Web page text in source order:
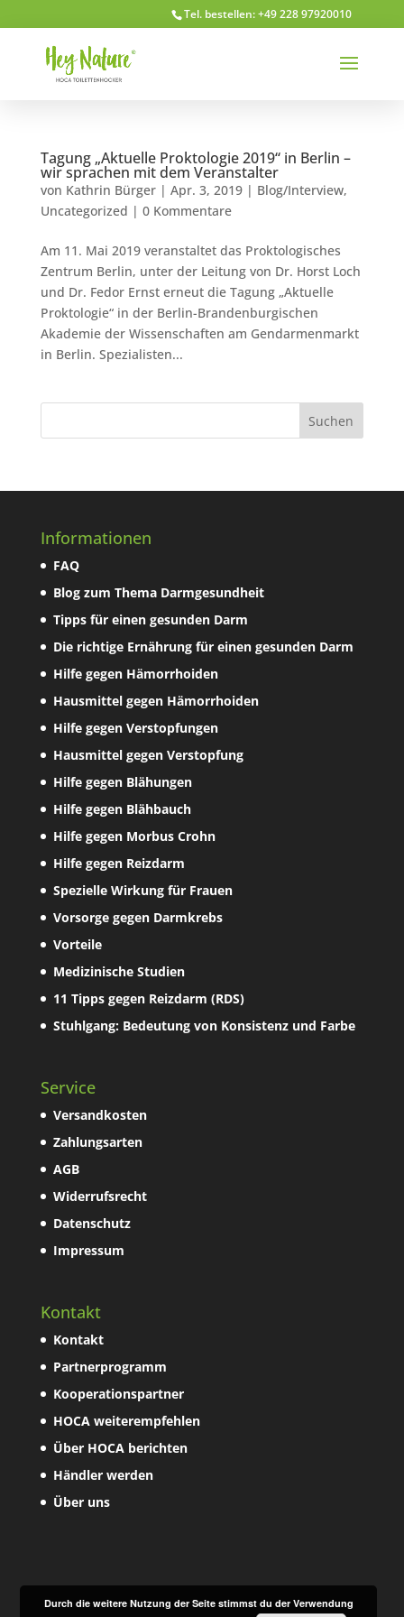
Tel. bestellen: +49 228 97920010
Tagung „Aktuelle Proktologie 2019“ in Berlin –
wir sprachen mit dem Veranstalter
von Kathrin Bürger| Apr. 3, 2019| Blog/Interview,
Uncategorized | 0 Kommentare
Am 11. Mai 2019 veranstaltet das Proktologisches
Zentrum Berlin, unter der Leitung von Dr. Horst Loch
und Dr. Fedor Ernst erneut die Tagung „Aktuelle
Proktologie“ in der Berlin-Brandenburgischen
Akademie der Wissenschaften am Gendarmenmarkt
in Berlin. Spezialisten...
Informationen
FAQ
Blog zum Thema Darmgesundheit
Tipps für einen gesunden Darm
Die richtige Ernährung für einen gesunden Darm
Hilfe gegen Hämorrhoiden
Hausmittel gegen Hämorrhoiden
Hilfe gegen Verstopfungen
Hausmittel gegen Verstopfung
Hilfe gegen Blähungen
Hilfe gegen Blähbauch
Hilfe gegen Morbus Crohn
Hilfe gegen Reizdarm
Spezielle Wirkung für Frauen
Vorsorge gegen Darmkrebs
Vorteile
Medizinische Studien
11 Tipps gegen Reizdarm (RDS)
Stuhlgang: Bedeutung von Konsistenz und Farbe
Service
Versandkosten
Zahlungsarten
AGB
Widerrufsrecht
Datenschutz
Impressum
Kontakt
Kontakt
Partnerprogramm
Kooperationspartner
HOCA weiterempfehlen
Über HOCA berichten
Händler werden
Über uns
Durch die weitere Nutzung der Seite stimmst du der Verwendung